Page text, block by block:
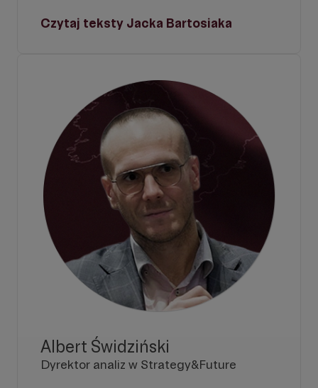
Czytaj teksty Jacka Bartosiaka
Albert Świdziński
Dyrektor analiz w Strategy&Future